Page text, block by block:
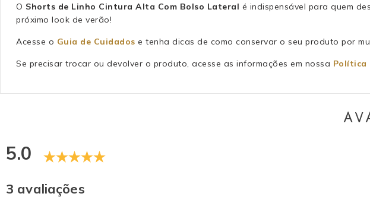
O Shorts de Linho Cintura Alta Com Bolso Lateral é indispensável para quem
próximo look de verão!
Acesse o Guia de Cuidados e tenha dicas de como conservar o seu produto por
Se precisar trocar ou devolver o produto, acesse as informações em nossa Política
5.0
3 avaliações